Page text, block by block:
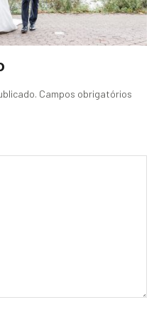
Campos obrigatórios